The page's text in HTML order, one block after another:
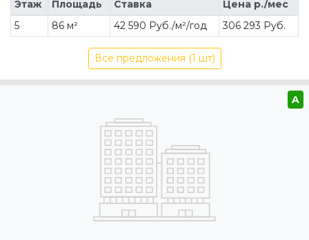
Этаж Площадь Ставка
Цена р./мес
5
86 м² 42 590 Руб./м²/год 306 293 Руб.
Все предложения (1 шт)
A